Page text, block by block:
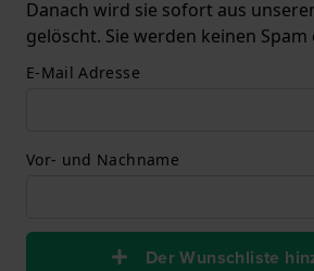
Danach wird sie sofort aus
gelöscht. Sie werden keinen
E-Mail Adresse
Vor- und Nachname
Der Wunschliste